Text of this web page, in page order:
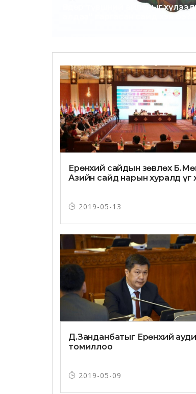
Өндөр түвшний айлчныг
Ерөнхий сайдын зөвлөх
Азийн сайд нарын хуралд үг
2019-05-13
Д.Занданбатыг Ерөнхий
томиллоо
2019-05-09